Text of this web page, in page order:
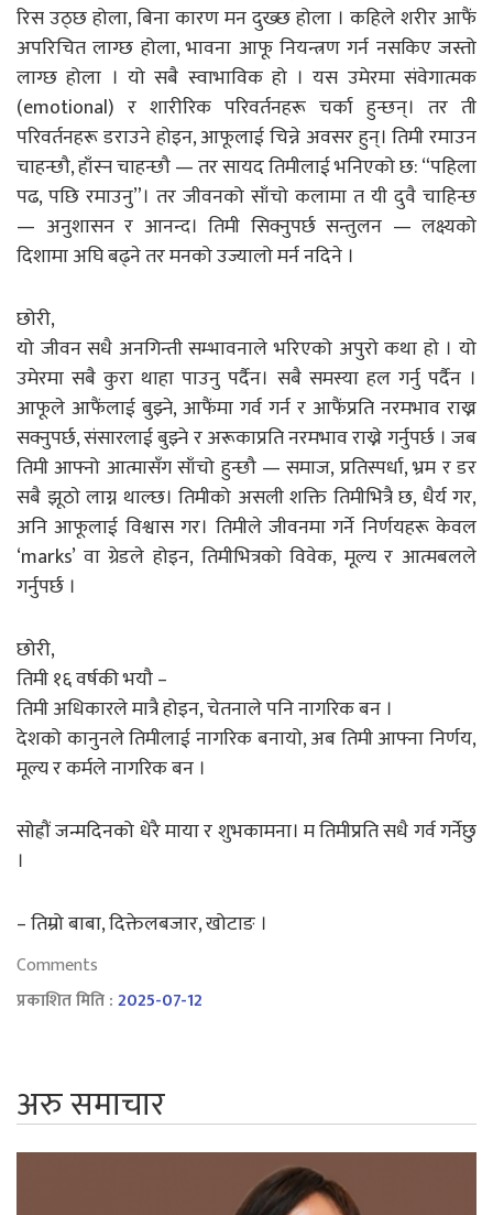
रिस उठ्छ होला, बिना कारण मन दुख्छ होला । कहिले शरीर आफैं
अपरिचित लाग्छ होला, भावना आफू नियन्त्रण गर्न नसकिए जस्तो
लाग्छ होला । यो सबै स्वाभाविक हो । यस उमेरमा संवेगात्मक
(emotional) र शारीरिक परिवर्तनहरू चर्का हुन्छन्। तर ती
परिवर्तनहरू डराउने होइन, आफूलाई चिन्ने अवसर हुन्। तिमी रमाउन
चाहन्छौ, हाँस्न चाहन्छौ — तर सायद तिमीलाई भनिएको छ: “पहिला
पढ, पछि रमाउनु”। तर जीवनको साँचो कलामा त यी दुवै चाहिन्छ
— अनुशासन र आनन्द। तिमी सिक्नुपर्छ सन्तुलन — लक्ष्यको
दिशामा अघि बढ्ने तर मनको उज्यालो मर्न नदिने ।
छोरी,
यो जीवन सधै अनगिन्ती सम्भावनाले भरिएको अपुरो कथा हो । यो
उमेरमा सबै कुरा थाहा पाउनु पर्दैन। सबै समस्या हल गर्नु पर्दैन ।
आफूले आफैंलाई बुझ्ने, आफैंमा गर्व गर्न र आफैंप्रति नरमभाव राख्न
सक्नुपर्छ, संसारलाई बुझ्ने र अरूकाप्रति नरमभाव राख्ने गर्नुपर्छ । जब
तिमी आफ्नो आत्मासँग साँचो हुन्छौ — समाज, प्रतिस्पर्धा, भ्रम र डर
सबै झूठाे लाग्न थाल्छ। तिमीको असली शक्ति तिमीभित्रै छ, धैर्य गर,
अनि आफूलाई विश्वास गर। तिमीले जीवनमा गर्ने निर्णयहरू केवल
‘marks’ वा ग्रेडले होइन, तिमीभित्रको विवेक, मूल्य र आत्मबलले
गर्नुपर्छ ।
छोरी,
तिमी १६ वर्षकी भयौ –
तिमी अधिकारले मात्रै होइन, चेतनाले पनि नागरिक बन ।
देशको कानुनले तिमीलाई नागरिक बनायो, अब तिमी आफ्ना निर्णय,
मूल्य र कर्मले नागरिक बन ।
सोह्रौं जन्मदिनको धेरै माया र शुभकामना। म तिमीप्रति सधै गर्व गर्नेछु
।
– तिम्रो बाबा, दिक्तेलबजार, खोटाङ ।
Comments
प्रकाशित मिति :2025-07-12
अरु समाचार